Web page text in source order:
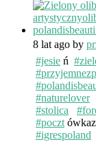
8 lat ago by
#jesie ń
#naturelover
#stolica
#poczt
#igrespoland